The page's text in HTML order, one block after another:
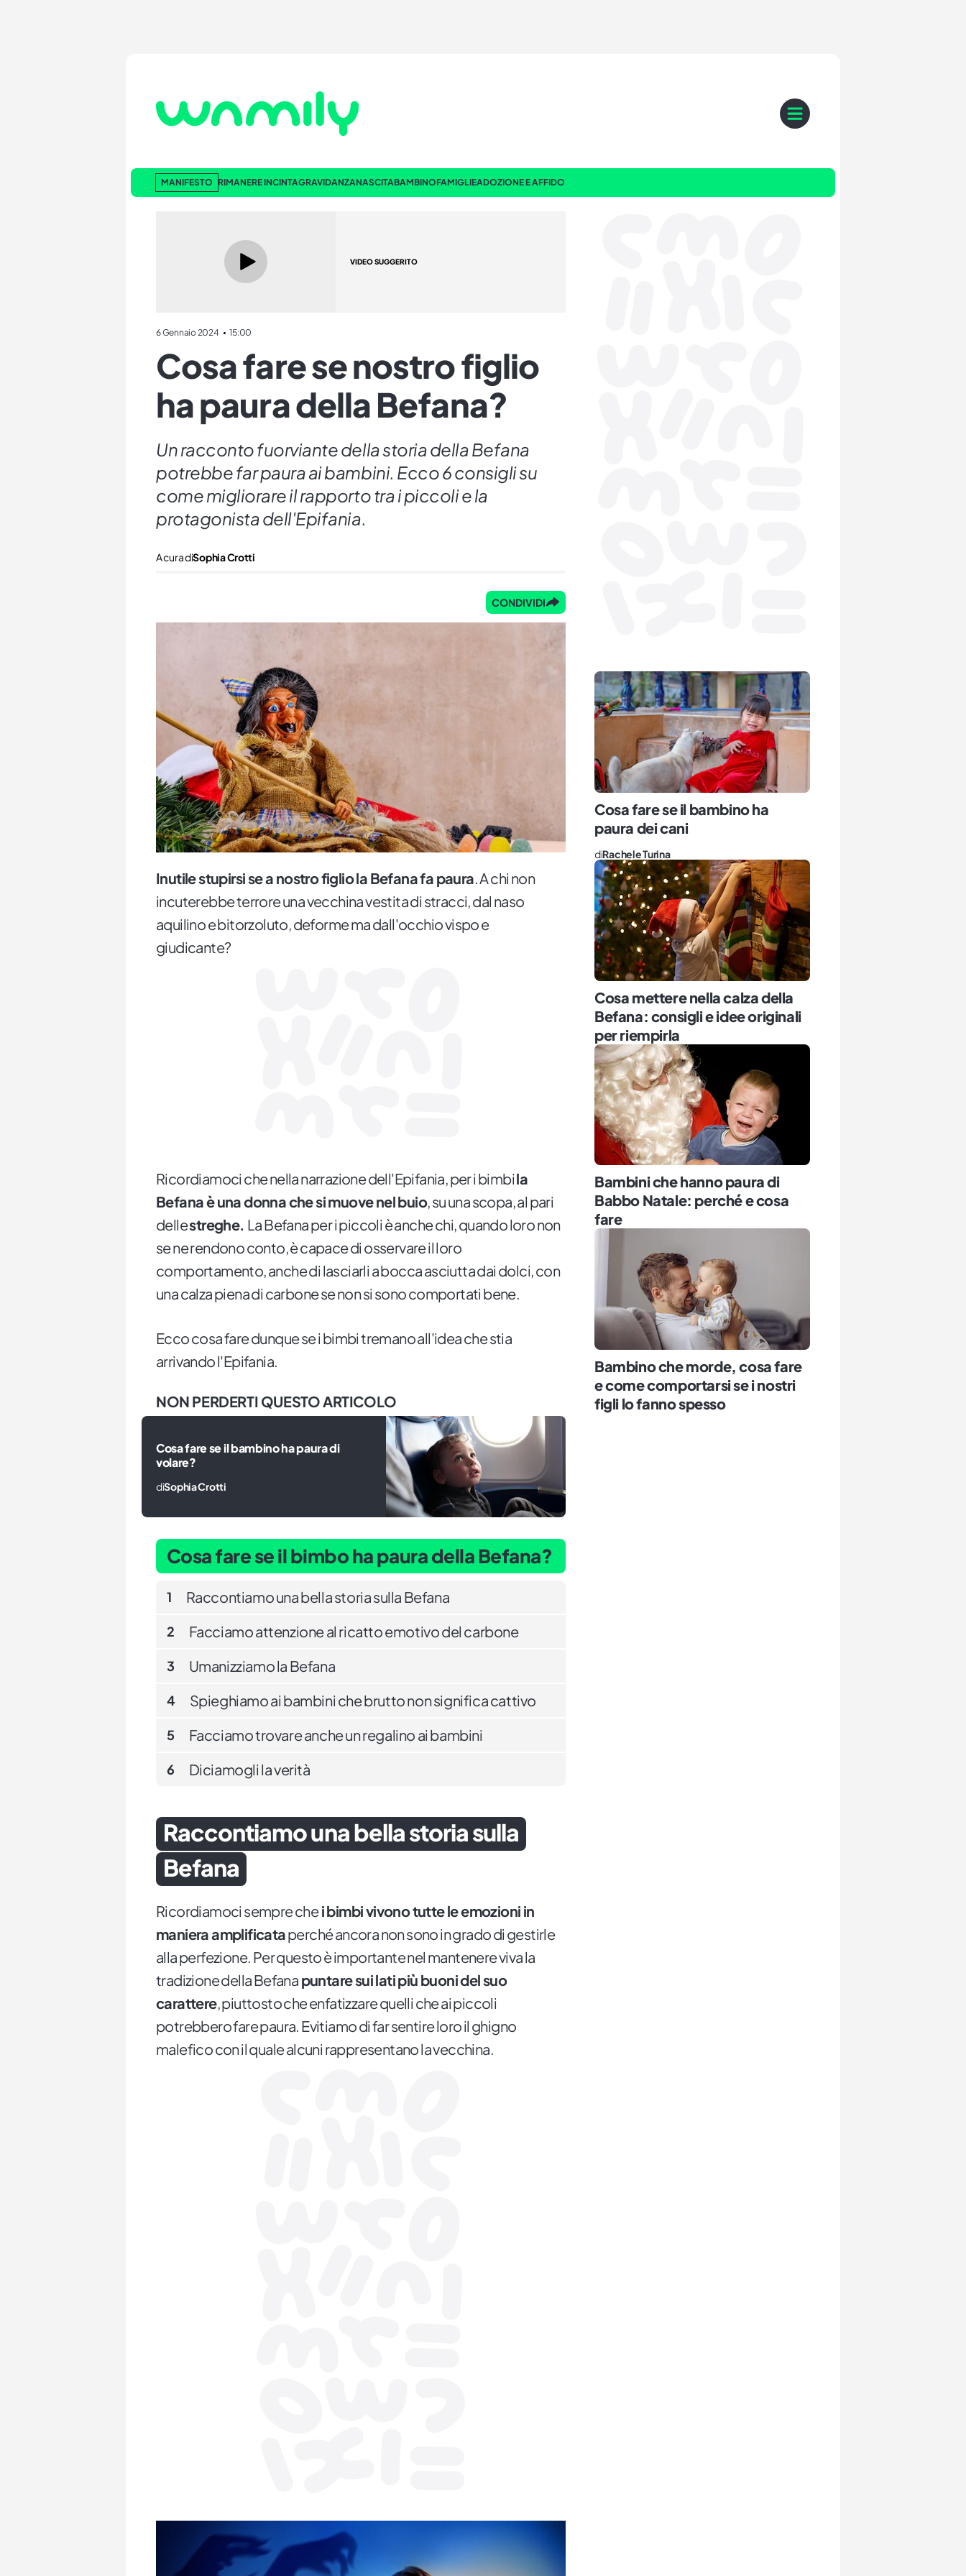
MANIFESTO RIMANERE INCINTAGRAVIDANZANASCITABAMBINOFAMIGLIEADOZIONE E AFFIDO
VIDEO SUGGERITO
6 Gennaio 2024 15:00
Cosa fare se nostro figlio
ha paura della Befana?
Un racconto fuorviante della storia della Befana
potrebbe far paura ai bambini. Ecco 6 consigli su
come migliorare il rapporto tra i piccoli e la
protagonista dell'Epifania.
A cura diSophia Crotti
CONDIVIDI
Inutile stupirsi se a nostro figlio la Befana fa paura. A chi non
incuterebbe terrore una vecchina vestita di stracci, dal naso
aquilino e bitorzoluto, deforme ma dall'occhio vispo e
giudicante?
Ricordiamoci che nella narrazione dell'Epifania, per i bimbila
Befana è una donna che si muove nel buio, su una scopa, al pari
dellestreghe. La Befana per i piccoli è anche chi, quando loro non
se ne rendono conto, è capace di osservare il loro
comportamento, anche di lasciarli a bocca asciutta dai dolci, con
una calza piena di carbone se non si sono comportati bene.
Ecco cosa fare dunque se i bimbi tremano all'idea che stia
arrivando l'Epifania.
NON PERDERTI QUESTO ARTICOLO
Cosa fare se il bambino ha paura di
volare?
diSophia Crotti
Cosa fare se il bimbo ha paura della Befana?
1 Raccontiamo una bella storia sulla Befana
2 Facciamo attenzione al ricatto emotivo del carbone
3 Umanizziamo la Befana
4 Spieghiamo ai bambini che brutto non significa cattivo
5 Facciamo trovare anche un regalino ai bambini
6 Diciamogli la verità
Raccontiamo una bella storia sulla
Befana
Ricordiamoci sempre chei bimbi vivono tutte le emozioni in
maniera amplificataperché ancora non sono in grado di gestirle
alla perfezione. Per questo è importante nel mantenere viva la
tradizione della Befana puntare sui lati più buoni del suo
carattere, piuttosto che enfatizzare quelli che ai piccoli
potrebbero fare paura. Evitiamo di far sentire loro il ghigno
malefico con il quale alcuni rappresentano la vecchina.
Cosa fare se il bambino ha
paura dei cani
diRachele Turina
Cosa mettere nella calza della
Befana: consigli e idee originali
per riempirla
Bambini che hanno paura di
Babbo Natale: perché e cosa
fare
Bambino che morde, cosa fare
e come comportarsi se i nostri
figli lo fanno spesso